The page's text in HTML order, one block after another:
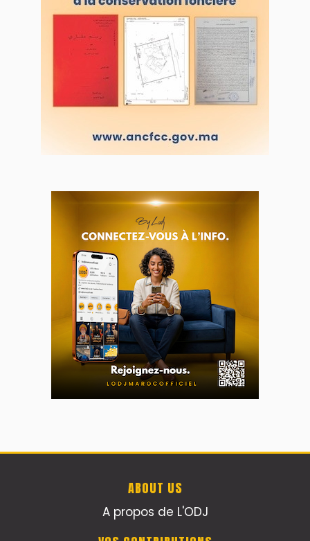
ABOUT US
A propos de L'ODJ